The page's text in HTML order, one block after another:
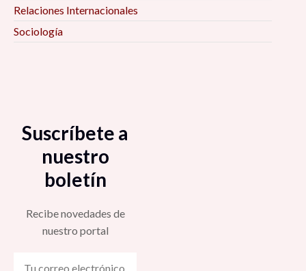
Relaciones Internacionales
Sociología
Suscríbete a
nuestro
boletín
Recibe novedades de
nuestro portal